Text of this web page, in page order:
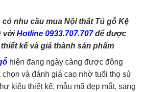
nhu cầu mua Nội thất Tủ gỗ Kệ
vớiHotline 0933.707.707để được
kế và giá thành sản phẩm
hiện đang ngày càng được đông
và đánh giá cao nhờ tuổi thọ sử
kiểu thiết kế, mẫu mã đẹp mắt, sang